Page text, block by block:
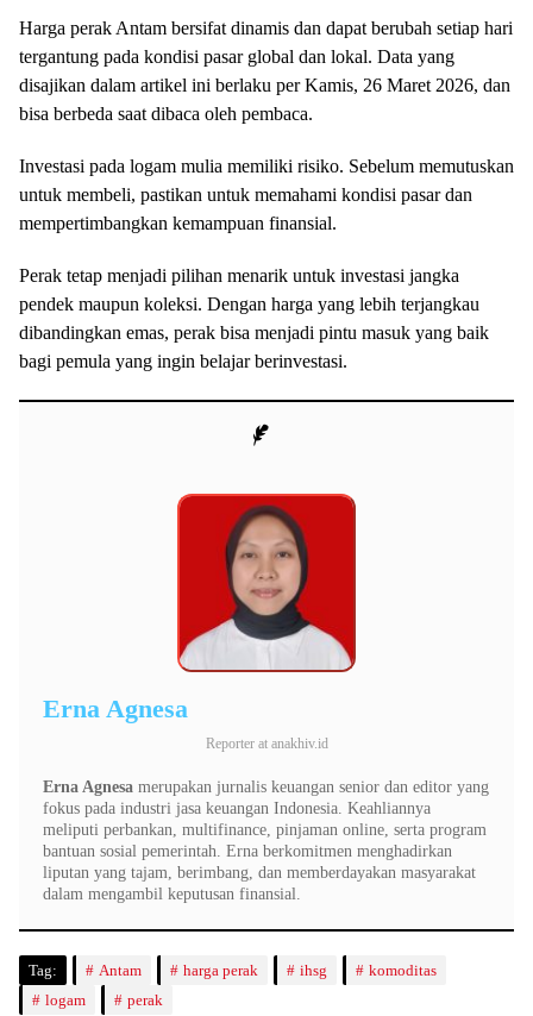
Harga perak Antam bersifat dinamis dan dapat berubah setiap hari
tergantung pada kondisi pasar global dan lokal. Data yang
disajikan dalam artikel ini berlaku per Kamis, 26 Maret 2026, dan
bisa berbeda saat dibaca oleh pembaca.
Investasi pada logam mulia memiliki risiko. Sebelum memutuskan
untuk membeli, pastikan untuk memahami kondisi pasar dan
mempertimbangkan kemampuan finansial.
Perak tetap menjadi pilihan menarik untuk investasi jangka
pendek maupun koleksi. Dengan harga yang lebih terjangkau
dibandingkan emas, perak bisa menjadi pintu masuk yang baik
bagi pemula yang ingin belajar berinvestasi.
Erna Agnesa
Reporter at anakhiv.id
Erna Agnesa merupakan jurnalis keuangan senior dan editor yang
fokus pada industri jasa keuangan Indonesia. Keahliannya
meliputi perbankan, multifinance, pinjaman online, serta program
bantuan sosial pemerintah. Erna berkomitmen menghadirkan
liputan yang tajam, berimbang, dan memberdayakan masyarakat
dalam mengambil keputusan finansial.
Tag: Antam harga perak ihsg
komoditas
logam
perak